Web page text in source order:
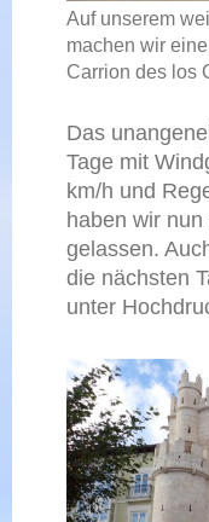
Auf unserem
machen wir
Carrion des los
Das
Tage mit
km/h und
haben wir
gelassen.
die nächsten
unter